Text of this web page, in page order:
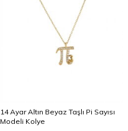
14 Ayar Altın Beyaz Taşlı Pi Sayısı
Modeli Kolye